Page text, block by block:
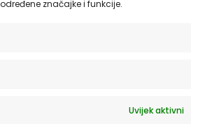
značajke i funkcije.
Uvijek aktivni